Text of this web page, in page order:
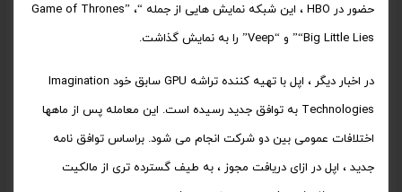
حضور در HBO ، این شبکه نمایش هایی از جمله “Game of Thrones” ،
“Big Little Lies” و “Veep” را به نمایش گذاشت.
در اخبار دیگر ، اپل با تهیه کننده تراشه GPU سابق خود Imagination
Technologies به توافق جدید رسیده است. این معامله پس از ماهها
اختلافات عمومی بین دو شرکت انجام می شود. براساس توافق نامه
جدید ، اپل در ازای دریافت مجوز ، به طیف گسترده تری از مالکیت